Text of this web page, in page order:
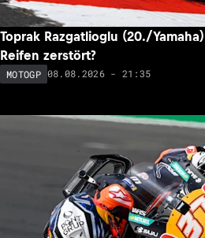
Toprak Razgatlioglu (20./
Reifen zerstört?
MOTOGP 08.08.2026 - 21:35